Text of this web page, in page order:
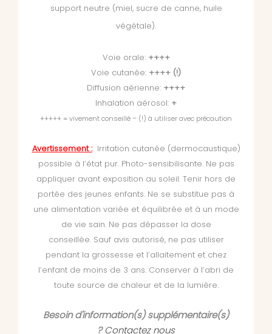
support neutre (miel, sucre de canne, huile
végétale).
Voie orale: ++++
Voie cutanée: ++++ (!)
Diffusion aérienne: ++++
Inhalation aérosol: +
+++++ = vivement conseillé – (!) à utiliser avec précaution
Avertissement : Irritation cutanée (dermocaustique)
possible à l’état pur. Photo-sensibilisante. Ne pas
appliquer avant exposition au soleil. Tenir hors de
portée des jeunes enfants. Ne se substitue pas à
une alimentation variée et équilibrée et à un mode
de vie sain. Ne pas dépasser la dose
conseillée. Sauf avis autorisé, ne pas utiliser
pendant la grossesse et l’allaitement et chez
l’enfant de moins de 3 ans. Conserver à l’abri de
toute source de chaleur et de la lumière.
Besoin d'information(s) supplémentaire(s)
?Contactez nous